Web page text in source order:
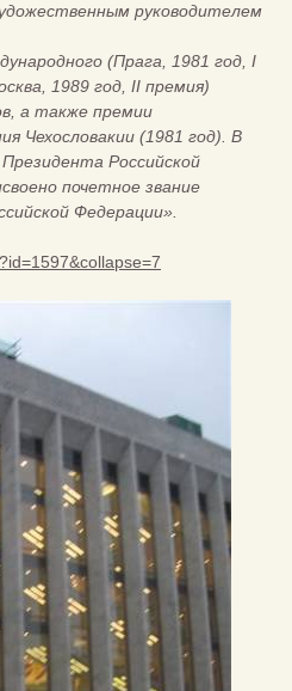
руководителем
(Прага, 1981 год, I
1989 год, II премия)
а также премии
Чехословакии (1981 год). В
Российской
почетное звание
Федерации».